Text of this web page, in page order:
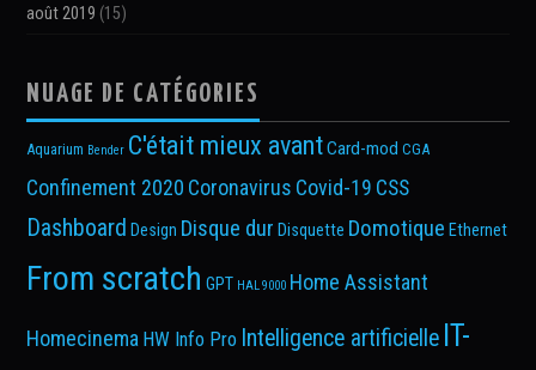
août 2019 (15)
NUAGE DE CATÉGORIES
Aquarium Bender C'était mieux avantCard-mod CGA
Confinement 2020 Coronavirus Covid-19 CSS
Dashboard Design Disque dur Disquette Domotique Ethernet
From scratch GPT HAL 9000 Home Assistant
Homecinema HW Info Pro Intelligence artificielle IT-